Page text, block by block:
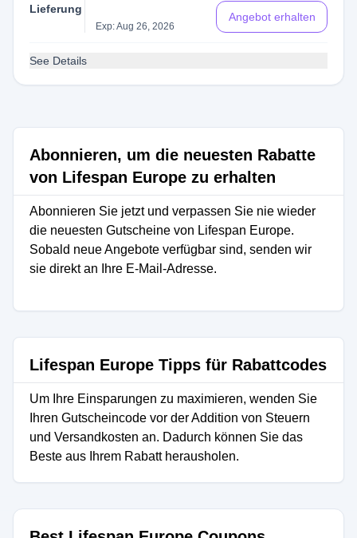
Lieferung
Exp: Aug 26, 2026
Angebot erhalten
See Details
Abonnieren, um die neuesten Rabatte
von Lifespan Europe zu erhalten
Abonnieren Sie jetzt und verpassen Sie nie wieder
die neuesten Gutscheine von Lifespan Europe.
Sobald neue Angebote verfügbar sind, senden wir
sie direkt an Ihre E-Mail-Adresse.
Lifespan Europe Tipps für Rabattcodes
Um Ihre Einsparungen zu maximieren, wenden Sie
Ihren Gutscheincode vor der Addition von Steuern
und Versandkosten an. Dadurch können Sie das
Beste aus Ihrem Rabatt herausholen.